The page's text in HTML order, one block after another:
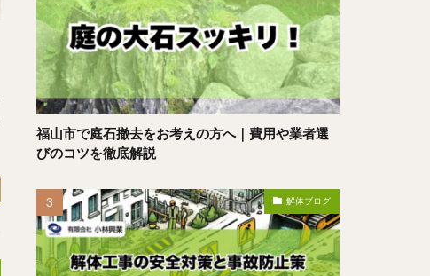
福山市で庭石撤去をお考えの方へ｜費用や業者選
びのコツを徹底解説
解体ブログ